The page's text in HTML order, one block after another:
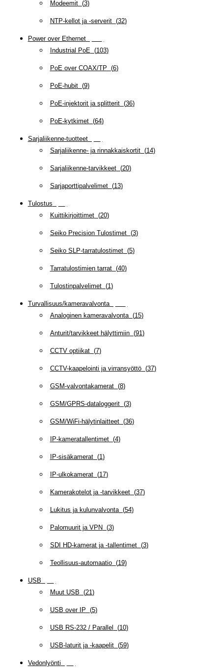
Modeemit(3)
NTP-kellot ja -serverit(32)
Power over Ethernet(
Industrial PoE(103)
PoE over COAX/TP (6)
PoE-hubit(9)
PoE-injektorit ja splitterit(36)
PoE-kytkimet(64)
Sarjaliikenne-tuotteet(
Sarjaliikenne- ja rinnakkaiskortit(14)
Sarjaliikenne-tarvikkeet(20)
Sarjaporttipalvelimet(13)
Tulostus
Kuittikirjoittimet(20)
Seiko Precision Tulostimet(3)
Seiko SLP-tarratulostimet(5)
Tarratulostimien tarrat(40)
Tulostinpalvelimet(1)
Turvallisuus/kameravalvonta(
Analoginen kameravalvonta(15)
Anturit/tarvikkeet hälyttimiin(91)
CCTV optiikat(7)
CCTV-kaapelointi ja virransyöttö(37)
GSM-valvontakamerat(8)
GSM/GPRS-dataloggerit(3)
GSM/WiFi-hälytinlaitteet(36)
IP-kameratallentimet(4)
IP-sisäkamerat(1)
IP-ulkokamerat(17)
Kamerakotelot ja -tarvikkeet(37)
Lukitus ja kulunvalvonta(54)
Palomuurit ja VPN (3)
SDI HD-kamerat ja -tallentimet(3)
Teollisuus-automaatio(19)
USB
Muut USB (21)
USB over IP (5)
USB RS-232 / Parallel (10)
USB-laturit ja -kaapelit(59)
Vedonlyönti